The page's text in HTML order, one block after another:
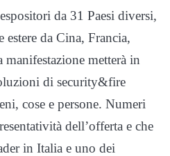
da 31 Paesi diversi,
da Cina, Francia,
metterà in
di security&fire
cose e persone. Numeri
dell’offerta e che
in Italia e uno dei